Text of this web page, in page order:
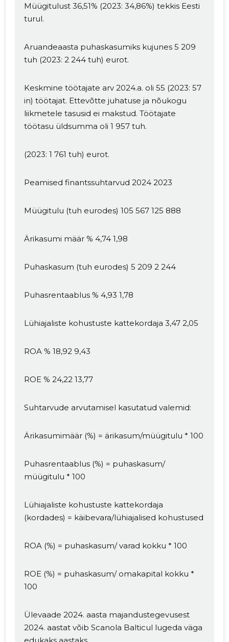
Müügitulust 36,51% (2023: 34,86%) tekkis Eesti
turul.
Aruandeaasta puhaskasumiks kujunes 5 209
tuh (2023: 2 244 tuh) eurot.
Keskmine töötajate arv 2024.a. oli 55 (2023: 57
in) töötajat. Ettevõtte juhatuse ja nõukogu
liikmetele tasusid ei makstud. Töötajate
töötasu üldsumma oli 1 957 tuh.
(2023: 1 761 tuh) eurot.
Peamised finantssuhtarvud 2024 2023
Müügitulu (tuh eurodes) 105 567 125 888
Ärikasumi määr % 4,74 1,98
Puhaskasum (tuh eurodes) 5 209 2 244
Puhasrentaablus % 4,93 1,78
Lühiajaliste kohustuste kattekordaja 3,47 2,05
ROA % 18,92 9,43
ROE % 24,22 13,77
Suhtarvude arvutamisel kasutatud valemid:
Ärikasumimäär (%) = ärikasum/müügitulu * 100
Puhasrentaablus (%) = puhaskasum/
müügitulu * 100
Lühiajaliste kohustuste kattekordaja
(kordades) = käibevara/lühiajalised kohustused
ROA (%) = puhaskasum/ varad kokku * 100
ROE (%) = puhaskasum/ omakapital kokku *
100
Ülevaade 2024. aasta majandustegevusest
2024. aastat võib Scanola Balticul lugeda väga